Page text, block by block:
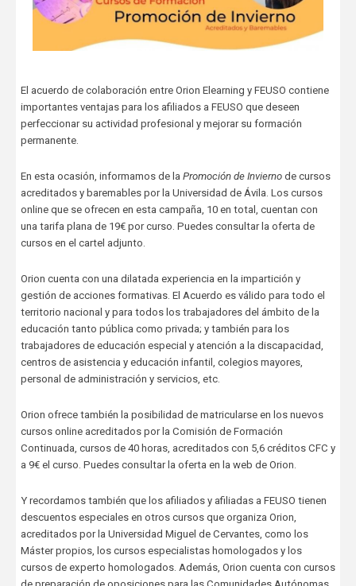
El acuerdo de colaboración entre Orion Elearning y FEUSO contiene
importantes ventajas para los afiliados a FEUSO que deseen
perfeccionar su actividad profesional y mejorar su formación
permanente.
En esta ocasión, informamos de la Promoción de Inviernode cursos
acreditados y baremables por la Universidad de Ávila. Los cursos
online que se ofrecen en esta campaña, 10 en total, cuentan con
una tarifa plana de 19€ por curso. Puedes consultar la oferta de
cursos en el cartel adjunto.
Orion cuenta con una dilatada experiencia en la impartición y
gestión de acciones formativas. El Acuerdo es válido para todo el
territorio nacional y para todos los trabajadores del ámbito de la
educación tanto pública como privada; y también para los
trabajadores de educación especial y atención a la discapacidad,
centros de asistencia y educación infantil, colegios mayores,
personal de administración y servicios, etc.
Orion ofrece también la posibilidad de matricularse en los nuevos
cursos online acreditados por la Comisión de Formación
Continuada, cursos de 40 horas, acreditados con 5,6 créditos CFC y
a 9€ el curso. Puedes consultar la oferta en la web de Orion.
Y recordamos también que los afiliados y afiliadas a FEUSO tienen
descuentos especiales en otros cursos que organiza Orion,
acreditados por la Universidad Miguel de Cervantes, como los
Máster propios, los cursos especialistas homologados y los
cursos de experto homologados. Además, Orion cuenta con cursos